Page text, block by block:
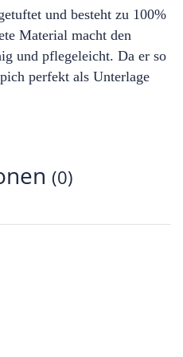
und besteht zu 100%
Material macht den
und pflegeleicht. Da er so
perfekt als Unterlage
(0)